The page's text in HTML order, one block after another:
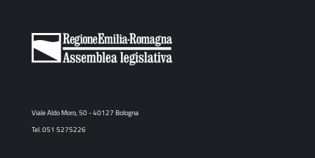
Viale Aldo Moro, 50 - 40127 Bologna
Tel. 051 5275226